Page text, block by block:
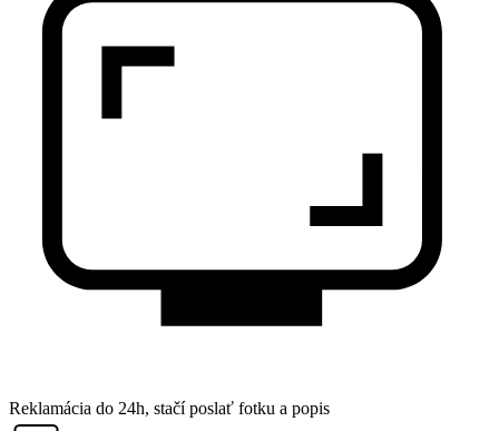
Reklamácia do 24h, stačí poslať fotku a popis